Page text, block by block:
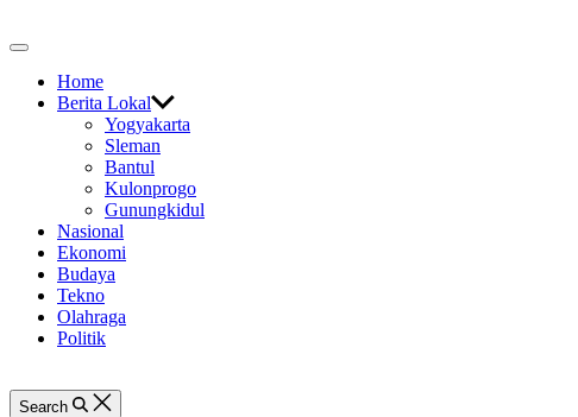
to
Off
CanvasHome
Berita Lokal
Yogyakarta
Sleman
Bantul
Kulonprogo
Gunungkidul
Nasional
Ekonomi
Budaya
Tekno
Olahraga
Politik
Search